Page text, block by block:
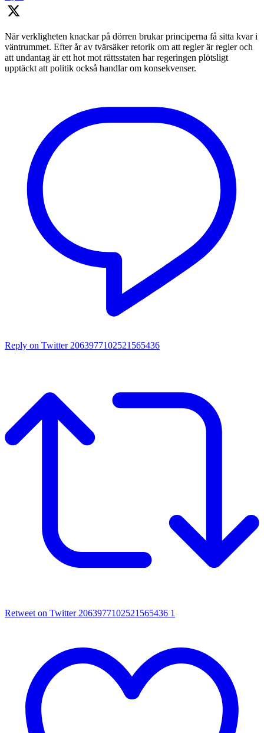
När verkligheten knackar på dörren brukar principerna få sitta kvar i
väntrummet. Efter år av tvärsäker retorik om att regler är regler och
att undantag är ett hot mot rättsstaten har regeringen plötsligt
upptäckt att politik också handlar om konsekvenser.
Reply on Twitter 2063977102521565436
Retweet on Twitter 2063977102521565436 1